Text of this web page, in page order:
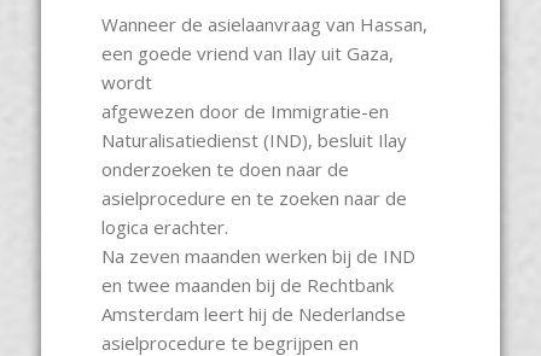
Wanneer de asielaanvraag van Hassan,
een goede vriend van Ilay uit Gaza,
wordt
afgewezen door de Immigratie-en
Naturalisatiedienst (IND), besluit Ilay
onderzoeken te doen naar de
asielprocedure en te zoeken naar de
logica erachter.
Na zeven maanden werken bij de IND
en twee maanden bij de Rechtbank
Amsterdam leert hij de Nederlandse
asielprocedure te begrijpen en